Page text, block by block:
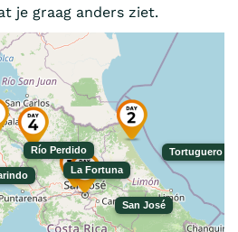
je graag anders ziet.
San José
Tortuguero
La Fortuna
Río Perdido